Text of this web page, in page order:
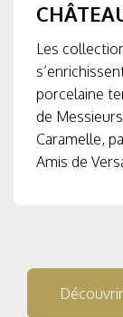
Les
porcelaine
de
Caramelle,
Amis de